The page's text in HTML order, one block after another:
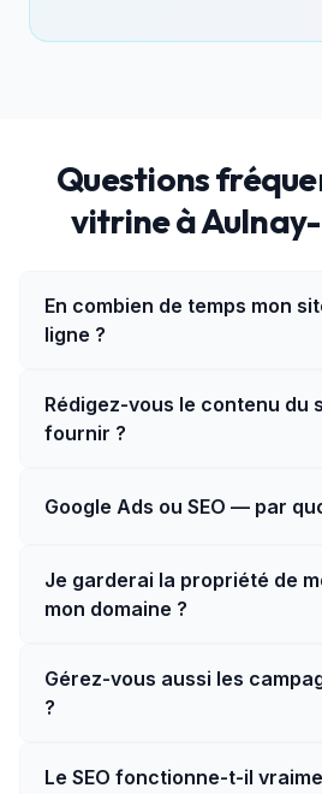
Questions
vitrine à
En combien de temps mon
ligne ?
Rédigez-vous le contenu du
fournir ?
Google Ads ou SEO — par
Je garderai la propriété de
mon domaine ?
Gérez-vous aussi les
?
Le SEO fonctionne-t-il